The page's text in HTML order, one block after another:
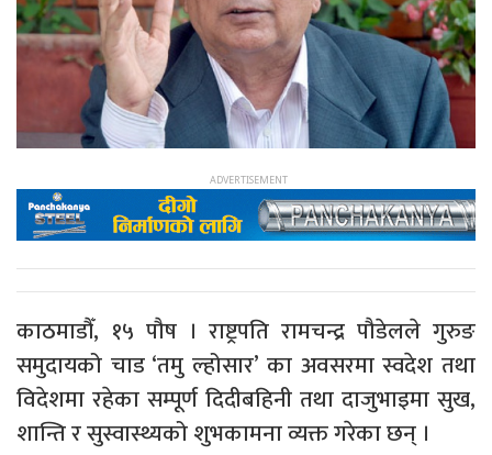
काठमाडौँ, १५ पौष । राष्ट्रपति रामचन्द्र पौडेलले गुरुङ
समुदायको चाड ‘तमु ल्होसार’ का अवसरमा स्वदेश तथा
विदेशमा रहेका सम्पूर्ण दिदीबहिनी तथा दाजुभाइमा सुख,
शान्ति र सुस्वास्थ्यको शुभकामना व्यक्त गरेका छन् ।